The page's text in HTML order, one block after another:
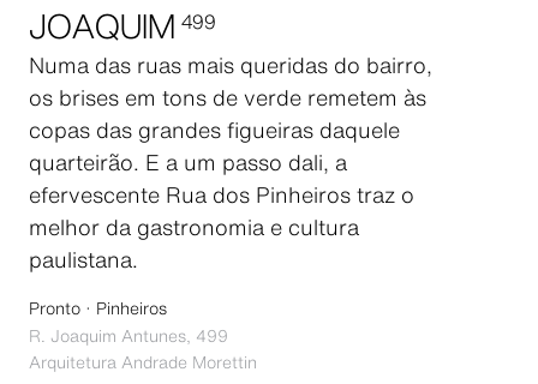
JOAQUIM 499
Numa das ruas mais queridas do bairro,
os brises em tons de verde remetem às
copas das grandes figueiras daquele
quarteirão. E a um passo dali, a
efervescente Rua dos Pinheiros traz o
melhor da gastronomia e cultura
paulistana.
Pronto · Pinheiros
R. Joaquim Antunes, 499
Arquitetura Andrade Morettin